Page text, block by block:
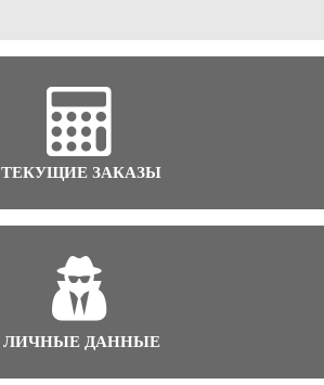
ТЕКУЩИЕ ЗАКАЗЫ
ЛИЧНЫЕ ДАННЫЕ